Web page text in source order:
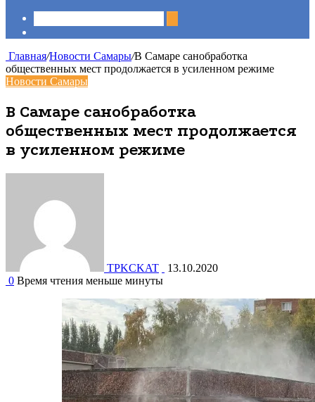
Главная/Новости Самары/В Самаре санобработка
общественных мест продолжается в усиленном режиме
Новости Самары
В Самаре санобработка
общественных мест продолжается
в усиленном режиме
TPKCKAT
13.10.2020
0 Время чтения меньше минуты